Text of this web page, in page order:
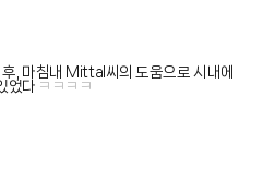
, 마침내 Mittal씨의 도움으로 시내에
었다 ㅋㅋㅋㅋ